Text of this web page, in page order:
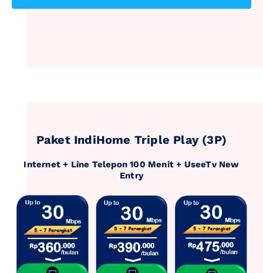
Paket IndiHome Triple Play (3P)
Internet + Line Telepon 100 Menit + UseeTv New
Entry